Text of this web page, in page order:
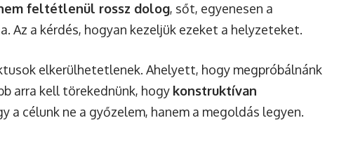
feltétlenül rossz dolog, sőt, egyenesen a
Az a kérdés, hogyan kezeljük ezeket a helyzeteket.
elkerülhetetlenek. Ahelyett, hogy megpróbálnánk
arra kell törekednünk, hogy konstruktívan
a célunk ne a győzelem, hanem a megoldás legyen.